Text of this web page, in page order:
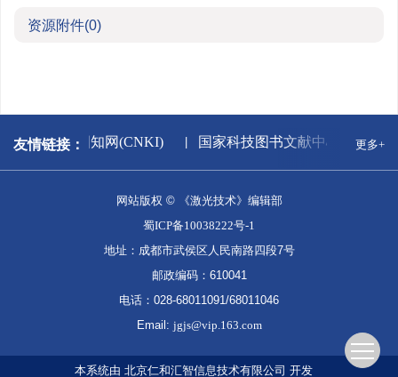
资源附件(0)
友情链接：
署 中国知网(CNKI) 国家科技图书文献中心 万
更多+
网站版权 © 《激光技术》编辑部
蜀ICP备10038222号-1
地址：成都市武侯区人民南路四段7号
邮政编码：610041
电话：028-68011091/68011046
Email: jgjs@vip.163.com
本系统由 北京仁和汇智信息技术有限公司 开发